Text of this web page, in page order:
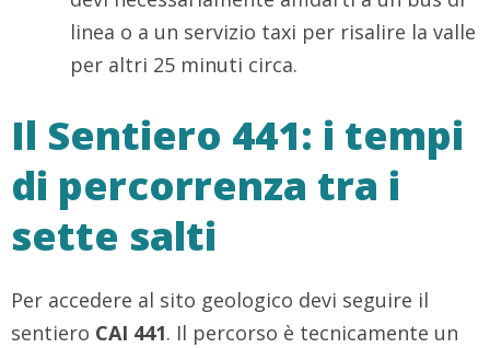
linea o a un servizio taxi per risalire la valle
per altri 25 minuti circa.
Il Sentiero 441: i tempi
di percorrenza tra i
sette salti
Per accedere al sito geologico devi seguire il
sentiero CAI 441. Il percorso è tecnicamente un